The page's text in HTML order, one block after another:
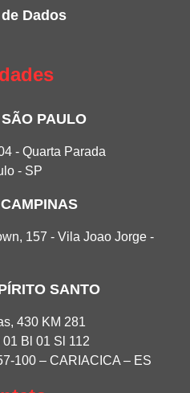
Dados
PAULO
- Quarta Parada
- SP
157 - Vila Joao Jorge -
SANTO
430 KM 281
Bl 01 Sl 112
100 – CARIACICA – ES